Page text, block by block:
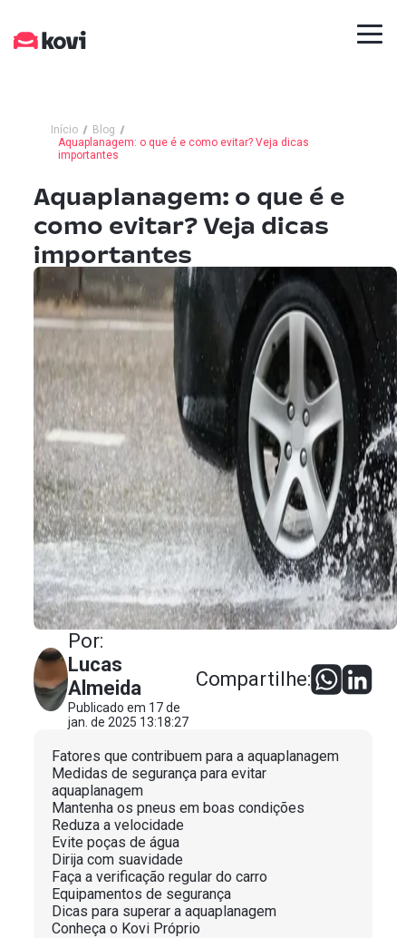
Início
Blog
Aquaplanagem: o que é e como evitar? Veja dicas
importantes
Aquaplanagem: o que é e
como evitar? Veja dicas
importantes
Por:
Lucas
Almeida
Publicado em 17 de
jan. de 2025 13:18:27
Compartilhe:
Fatores que contribuem para a aquaplanagem
Medidas de segurança para evitar
aquaplanagem
Mantenha os pneus em boas condições
Reduza a velocidade
Evite poças de água
Dirija com suavidade
Faça a verificação regular do carro
Equipamentos de segurança
Dicas para superar a aquaplanagem
Conheça o Kovi Próprio